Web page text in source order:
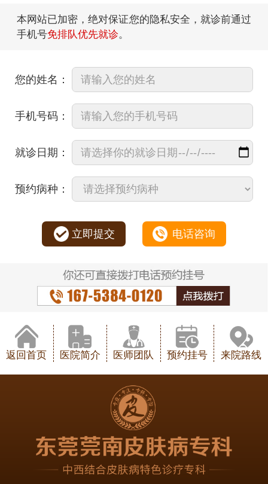
本网站已加密，绝对保证您的隐私安全，就诊前通过
手机号免排队优先就诊。
您的姓名：
手机号码：
就诊日期：
预约病种：
立即提交 电话咨询
返回首页 医院简介 医师团队 预约挂号 来院路线